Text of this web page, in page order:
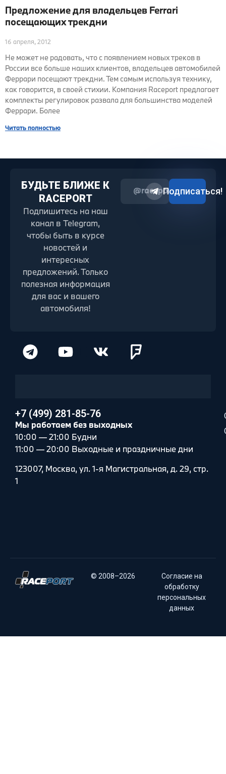
Предложение для владельцев Ferrari
посещающих трекдни
16 апреля, 2012
Не может не радовать, что с появлением новых треков в
России все больше наших клиентов, владельцев автомобилей
Феррари посещают трекдни. Тем самым используя технику,
как говорится, в своей стихии. Компания Raceport предлагает
комплекты регулировок развала для большинства моделей
Феррари. Более
Читать полностью
БУДЬТЕ БЛИЖЕ К
RACEPORT
Подпишитесь на наш
канал в Telegram,
чтобы быть в курсе
новостей и
интересных
предложений. Только
полезная информация
для вас и вашего
автомобиля!
@raceport2022
Подписаться!
+7 (499) 281-85-76
Мы работаем без выходных
10:00 — 21:00 Будни
11:00 — 20:00 Выходные и праздничные дни
123007, Москва, ул. 1-я Магистральная, д. 29, стр.
1
© 2008–2026
Согласие на
обработку
персональных
данных